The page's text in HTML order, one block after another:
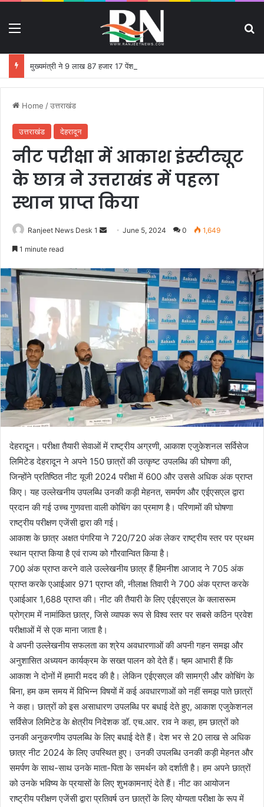
Home /उत्तराखंड
उत्तराखंड देहरादून
नीट परीक्षा में आकाश इंस्टीट्यूट
के छात्र ने उत्तराखंड में पहला
स्थान प्राप्त किया
Ranjeet News Desk 1
d
n
m
a
l
June 5, 2024 0 1,649
1 minute read
देहरादून। परीक्षा तैयारी सेवाओं में राष्ट्रीय अग्रणी, आकाश एजुकेशनल सर्विसेज
लिमिटेड देहरादून ने अपने 150 छात्रों की उत्कृष्ट उपलब्धि की घोषणा की,
जिन्होंने प्रतिष्ठित नीट यूजी 2024 परीक्षा में 600 और उससे अधिक अंक प्राप्त
किए। यह उल्लेखनीय उपलब्धि उनकी कड़ी मेहनत, समर्पण और एईएसएल द्वारा
प्रदान की गई उच्च गुणवत्ता वाली कोचिंग का प्रमाण है। परिणामों की घोषणा
राष्ट्रीय परीक्षण एजेंसी द्वारा की गई।
आकाश के छात्र अक्षत पंगरिया ने 720/720 अंक लेकर राष्ट्रीय स्तर पर प्रथम
स्थान प्राप्त किया है एवं राज्य को गौरवान्वित किया है।
700़ अंक प्राप्त करने वाले उल्लेखनीय छात्र हैं हिमनीश आजाद ने 705 अंक
प्राप्त करके एआईआर 971 प्राप्त की, नीलाक्ष तिवारी ने 700 अंक प्राप्त करके
एआईआर 1,688 प्राप्त की। नीट की तैयारी के लिए एईएसएल के क्लासरूम
प्रोग्राम में नामांकित छात्र, जिसे व्यापक रूप से विश्व स्तर पर सबसे कठिन प्रवेश
परीक्षाओं में से एक माना जाता है।
वे अपनी उल्लेखनीय सफलता का श्रेय अवधारणाओं की अपनी गहन समझ और
अनुशासित अध्ययन कार्यक्रम के सख्त पालन को देते हैं। ष्हम आभारी हैं कि
आकाश ने दोनों में हमारी मदद की है। लेकिन एईएसएल की सामग्री और कोचिंग के
बिना, हम कम समय में विभिन्न विषयों में कई अवधारणाओं को नहीं समझ पाते छात्रों
ने कहा। छात्रों को इस असाधारण उपलब्धि पर बधाई देते हुए, आकाश एजुकेशनल
सर्विसेज लिमिटेड के क्षेत्रीय निदेशक डॉ. एच.आर. राव ने कहा, हम छात्रों को
उनकी अनुकरणीय उपलब्धि के लिए बधाई देते हैं। देश भर से 20 लाख से अधिक
छात्र नीट 2024 के लिए उपस्थित हुए। उनकी उपलब्धि उनकी कड़ी मेहनत और
समर्पण के साथ-साथ उनके माता-पिता के समर्थन को दर्शाती है। हम अपने छात्रों
को उनके भविष्य के प्रयासों के लिए शुभकामनाएं देते हैं। नीट का आयोजन
राष्ट्रीय परीक्षण एजेंसी द्वारा प्रतिवर्ष उन छात्रों के लिए योग्यता परीक्षा के रूप में